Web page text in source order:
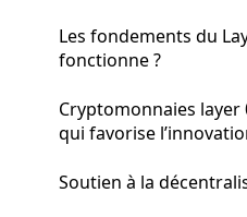
Les fondements du
fonctionne ?
Cryptomonnaies
qui favorise
Soutien à la